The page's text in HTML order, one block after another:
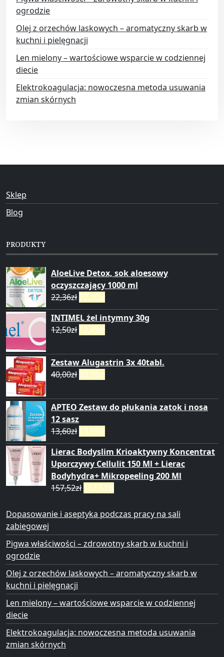
ogrodzie
Olej z orzechów laskowych – aromatyczny skarb w
kuchni i pielęgnacji
Len mielony – wartościowe wsparcie w codziennej
diecie
Elektrokoagulacja: nowoczesna metoda usuwania
zmian skórnych
Sklep
Blog
PRODUKTY
AloeLive Detox, sok aloesowy
oczyszczający 1000 ml
22,36zł 22,30zł
INTIMEL żel intymny 30g
12,50zł 12,49zł
Zestaw Alugastrin 3x 40tabl.
40,00zł 39,99zł
APTEO Zestaw do płukania zatok i nosa
12 sasz
13,60zł 13,59zł
Lierac Bodyslim Krioaktywny Koncentrat
Uporczywy Cellulit 150 Ml + Lierac
Bodyhydra+ Mikropeeling 200 Ml
157,52zł 157,51zł
Dopasowanie i aseptyka podczas pracy na sali
zabiegowej
Pigwa właściwości – zdrowotny skarb w kuchni i
ogrodzie
Olej z orzechów laskowych – aromatyczny skarb w
kuchni i pielęgnacji
Len mielony – wartościowe wsparcie w codziennej
diecie
Elektrokoagulacja: nowoczesna metoda usuwania
zmian skórnych